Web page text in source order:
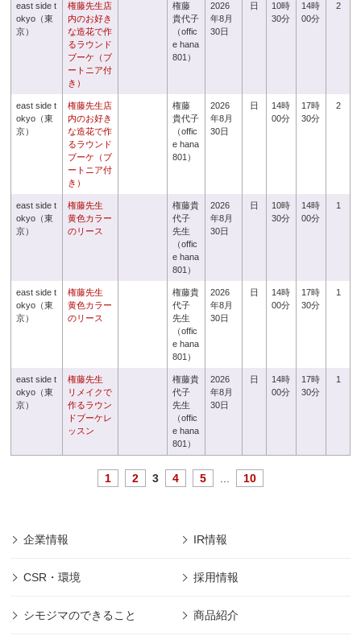
east side t
okyo（東
京）
権藤先生店
内のお好き
な造花で作
るラウンド
ブーケ（ブ
ートニア付
き）
権藤
貴代子
（offic
e hana
801）
2026
年8月
30日
日
10時
30分
14時
00分
2
east side t
okyo（東
京）
権藤先生店
内のお好き
な造花で作
るラウンド
ブーケ（ブ
ートニア付
き）
権藤
貴代子
（offic
e hana
801）
2026
年8月
30日
日
14時
00分
17時
30分
2
east side t
okyo（東
京）
権藤先生
黄色カラー
のリース
権藤貴
代子
先生
（offic
e hana
801）
2026
年8月
30日
日
10時
30分
14時
00分
1
east side t
okyo（東
京）
権藤先生
黄色カラー
のリース
権藤貴
代子
先生
（offic
e hana
801）
2026
年8月
30日
日
14時
00分
17時
30分
1
east side t
okyo（東
京）
権藤先生
リメイクで
作るラウン
ドブーケレ
ッスン
権藤貴
代子
先生
（offic
e hana
801）
2026
年8月
30日
日
14時
00分
17時
30分
1
1 2 3 4 5 10
企業情報 IR情報
CSR・環境 採用情報
シモジマのできること 商品紹介